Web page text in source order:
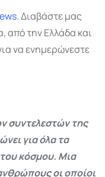
Διαβάστε μας
από την Ελλάδα και
να ενημερώνεστε
συντελεστών της
για όλα τα
κόσμου. Μια
οι οποίοι